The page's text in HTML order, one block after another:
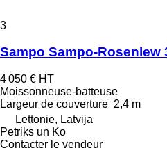
3
Sampo Sampo-Rosenlew
4 050 € HT
Moissonneuse-batteuse
Largeur de couverture 2,4 m
Lettonie, Latvija
Petriks un Ko
Contacter le vendeur